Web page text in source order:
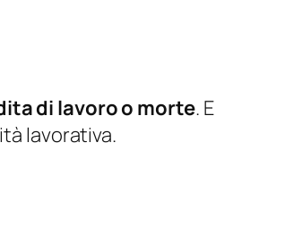
di lavoro o morte. E
lavorativa.